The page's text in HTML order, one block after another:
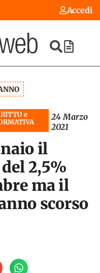
Accedi
e
24 Marzo
2021
il
2,5%
ma il
scorso